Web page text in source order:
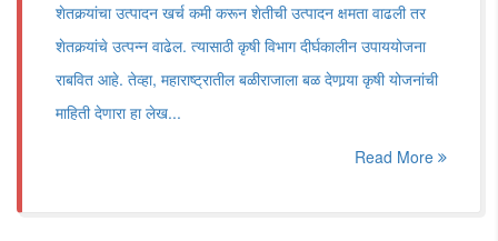
शेतकर्‍यांचा उत्पादन खर्च कमी करून शेतीची उत्पादन क्षमता वाढली तर
शेतकर्‍यांचे उत्पन्न वाढेल. त्यासाठी कृषी विभाग दीर्घकालीन उपाययोजना
राबवित आहे. तेव्हा, महाराष्ट्रातील बळीराजाला बळ देणार्‍या कृषी योजनांची
माहिती देणारा हा लेख...
Read More